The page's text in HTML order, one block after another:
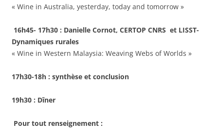
« Wine in Australia, yesterday, today and tomorrow »
16h45- 17h30 : Danielle Cornot, CERTOP CNRS et LISST-
Dynamiques rurales
« Wine in Western Malaysia: Weaving Webs of Worlds »
17h30-18h : synthèse et conclusion
19h30 : Dîner
Pour tout renseignement :